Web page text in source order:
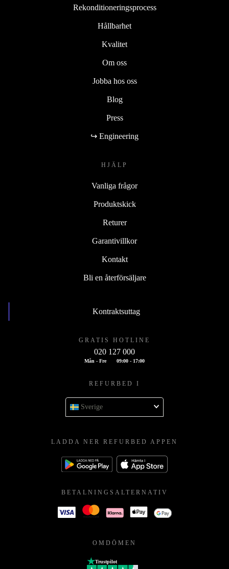
Rekonditioneringsprocess
Hållbarhet
Kvalitet
Om oss
Jobba hos oss
Blog
Press
↪ Engineering
HJÄLP
Vanliga frågor
Produktskick
Returer
Garantivillkor
Kontakt
Bli en återförsäljare
Kontraktsuttag
GRATIS HOTLINE
020 127 000
Mån - Fre 09:00 - 17:00
REFURBED I
Sverige
LADDA NER REFURBED APPEN
BETALNINGSALTERNATIV
OMDÖMEN
Trustpilot